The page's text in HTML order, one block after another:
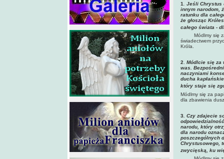
1
Jeśli Chrystus
innym narodom,
ratunku dla
że głosząc
całego świata -
Módlmy się
świadectwem
Króla.
2
Módlcie się za
was.
naczyniami
ducha
który staje się
Módlmy się za
dla zbawienia
3 . Czy zdajecie
narodu, który
dla narodu
poszczególnych
Chrystusowego,
zwycięską, ku